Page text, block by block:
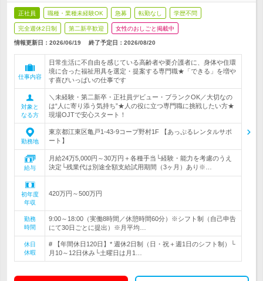
正社員 職種・業種未経験OK 急募 転勤なし 学歴不問
完全週休2日制 第二新卒歓迎 女性のおしごと掲載中
情報更新日：2026/06/19 終了予定日： 2026/08/20
仕事内容
日常生活に不自由を感じている高齢者や要介護者に、身体や住環
境に合った福祉用具を選定・提案する専門職★「できる」を増や
す喜びいっぱいの仕事です
対象と
なる方
＼未経験・第二新卒・正社員デビュー・ブランクOK／大切なの
は“人に寄り添う気持ち”★人の役に立つ専門職に挑戦したい方★
現場OJTで安心スタート！
勤務地
東京都江東区亀戸1-43-9コープ野村1F 【あっぷるレンタルサポ
ート】
給与
月給24万5,000円～30万円＋各種手当└経験・能力を考慮のうえ
決定└残業代は別途全額支給試用期間（3ヶ月）あり※…
初年度
年収
420万円～500万円
勤務
時間
9:00～18:00（実働8時間／休憩時間60分）※シフト制（自己申告
にて30日ごとに提出）※月平均…
休日
休暇
# 【年間休日120日】* 週休2日制（日・祝＋週1日のシフト制）└
月10～12日休み└土曜日は月1…